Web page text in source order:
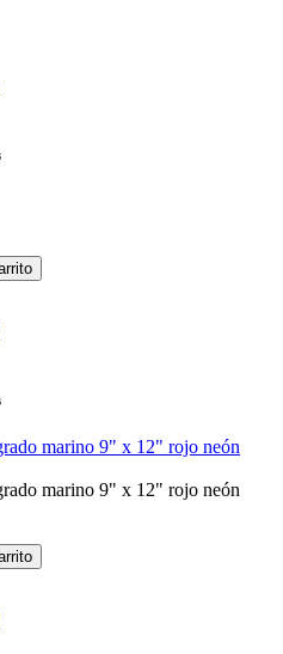
marino 9" x 12" rojo neón
marino 9" x 12" rojo neón